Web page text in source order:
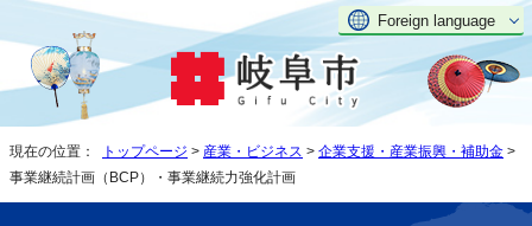
Foreign language
現在の位置： トップページ > 産業・ビジネス > 企業支援・産業振興・補助金 >
事業継続計画（BCP）・事業継続力強化計画